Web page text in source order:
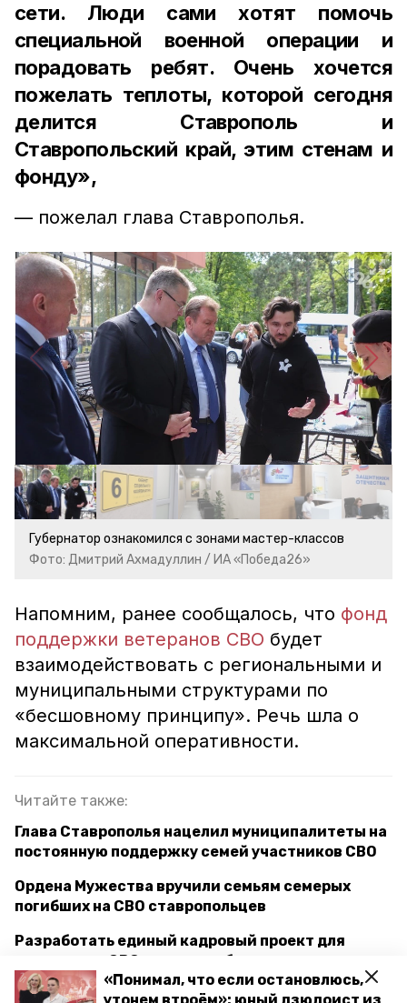
«Понимал, что если остановлюсь,
сети. Люди сами хотят помочь
специальной военной операции и
порадовать ребят. Очень хочется
пожелать теплоты, которой сегодня
делится Ставрополь и
Ставропольский край, этим стенам и
фонду»,
— пожелал глава Ставрополья.
Губернатор ознакомился с зонами мастер-классов
Фото: Дмитрий Ахмадуллин / ИА «Победа26»
Напомним, ранее сообщалось, что фонд
поддержки ветеранов СВО будет
взаимодействовать с региональными и
муниципальными структурами по
«бесшовному принципу». Речь шла о
максимальной оперативности.
Читайте также:
Глава Ставрополья нацелил муниципалитеты на
постоянную поддержку семей участников СВО
Ордена Мужества вручили семьям семерых
погибших на СВО ставропольцев
Разработать единый кадровый проект для
участников СВО поручил губернатор
Ставрополья